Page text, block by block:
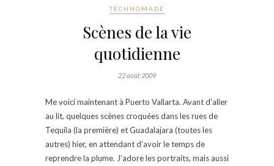
TECHNOMADE
Scènes de la vie
quotidienne
22 août 2009
Me voici maintenant à Puerto Vallarta. Avant d’aller
au lit, quelques scènes croquées dans les rues de
Tequila (la première) et Guadalajara (toutes les
autres) hier, en attendant d’avoir le temps de
reprendre la plume. J’adore les portraits, mais aussi